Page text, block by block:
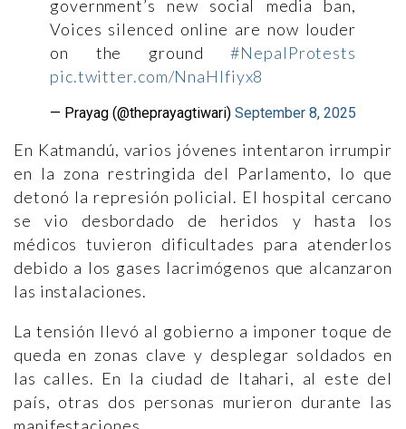
government’s new social media ban,
Voices silenced online are now louder
on the ground#NepalProtests
pic.twitter.com/NnaHlfiyx8
— Prayag (@theprayagtiwari) September 8, 2025
En Katmandú, varios jóvenes intentaron irrumpir
en la zona restringida del Parlamento, lo que
detonó la represión policial. El hospital cercano
se vio desbordado de heridos y hasta los
médicos tuvieron dificultades para atenderlos
debido a los gases lacrimógenos que alcanzaron
las instalaciones.
La tensión llevó al gobierno a imponer toque de
queda en zonas clave y desplegar soldados en
las calles. En la ciudad de Itahari, al este del
país, otras dos personas murieron durante las